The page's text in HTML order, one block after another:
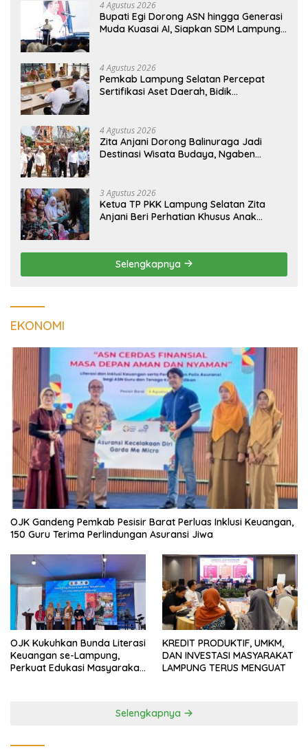
4 Agustus 2026
Bupati Egi Dorong ASN hingga Generasi
Muda Kuasai AI, Siapkan SDM Lampung
4 Agustus 2026
Pemkab Lampung Selatan Percepat
Sertifikasi Aset Daerah, Bidik
4 Agustus 2026
Zita Anjani Dorong Balinuraga Jadi
Destinasi Wisata Budaya, Ngaben
3 Agustus 2026
Ketua TP PKK Lampung Selatan Zita
Anjani Beri Perhatian Khusus Anak
Selengkapnya
EKONOMI
OJK Gandeng Pemkab Pesisir Barat Perluas Inklusi Keuangan,
150 Guru Terima Perlindungan Asuransi Jiwa
OJK Kukuhkan Bunda Literasi
Keuangan se-Lampung,
Perkuat Edukasi Masyarakat
KREDIT PRODUKTIF, UMKM,
DAN INVESTASI MASYARAKAT
LAMPUNG TERUS MENGUAT
Selengkapnya